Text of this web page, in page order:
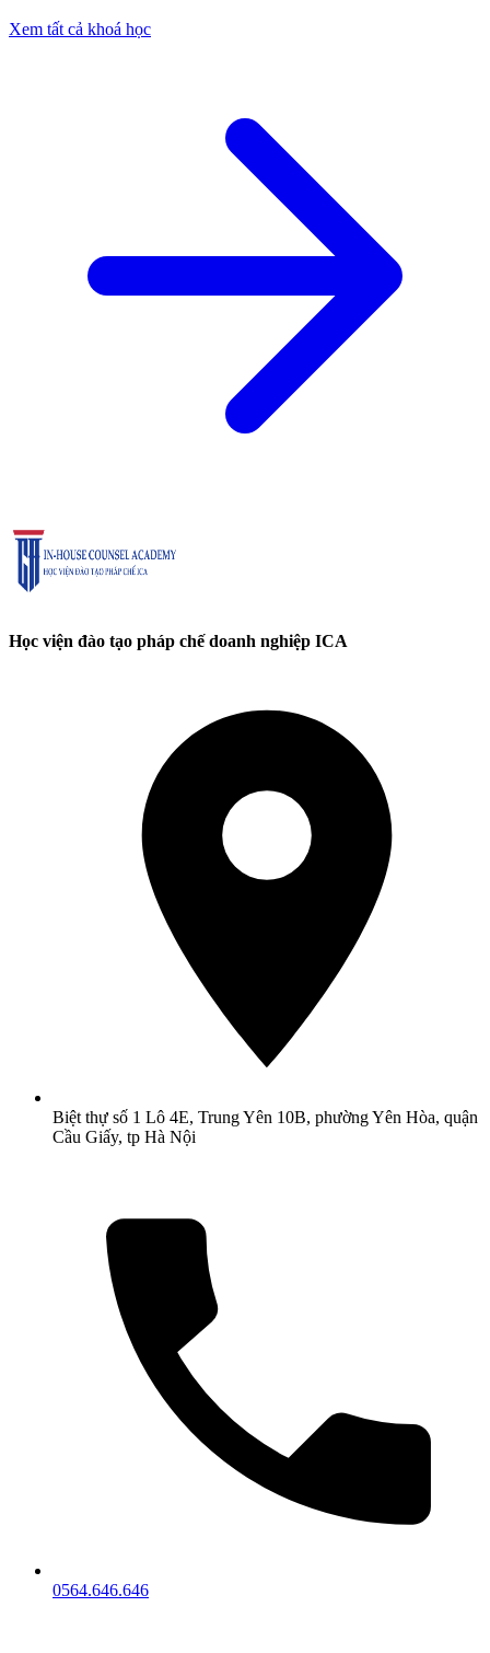
Xem tất cả khoá học
Học viện đào tạo pháp chế doanh nghiệp ICA
Biệt thự số 1 Lô 4E, Trung Yên 10B, phường Yên Hòa, quận
Cầu Giấy, tp Hà Nội
0564.646.646